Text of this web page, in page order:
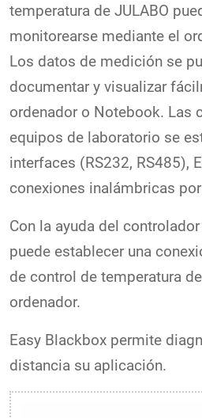
temperatura de JULABO
monitorearse mediante el
Los datos de medición se
documentar y visualizar
ordenador o Notebook. Las
equipos de laboratorio se
interfaces (RS232, RS485),
conexiones inalámbricas
Con la ayuda del
puede establecer una
de control de temperatura
ordenador.
Easy Blackbox permite
distancia su aplicación.